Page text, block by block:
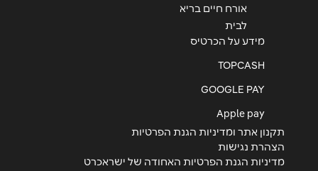
אורח חיים בריא
לבית
מידע על הכרטיס
TOPCASH
GOOGLE PAY
Apple pay
תקנון אתר ומדיניות הגנת הפרטיות
הצהרת נגישות
מדיניות הגנת הפרטיות האחודה של ישראכרט